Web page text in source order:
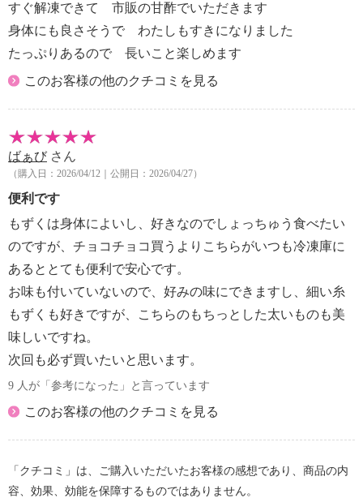
すぐ解凍できて 市販の甘酢でいただきます
身体にも良さそうで わたしもすきになりました
たっぷりあるので 長いこと楽しめます
このお客様の他のクチコミを見る
ばぁび さん
（購入日：2026/04/12｜公開日：2026/04/27）
便利です
もずくは身体によいし、好きなのでしょっちゅう食べたい
のですが、チョコチョコ買うよりこちらがいつも冷凍庫に
あるととても便利で安心です。
お味も付いていないので、好みの味にできますし、細い糸
もずくも好きですが、こちらのもちっとした太いものも美
味しいですね。
次回も必ず買いたいと思います。
9 人が「参考になった」と言っています
このお客様の他のクチコミを見る
「クチコミ」は、ご購入いただいたお客様の感想であり、商品の内
容、効果、効能を保障するものではありません。